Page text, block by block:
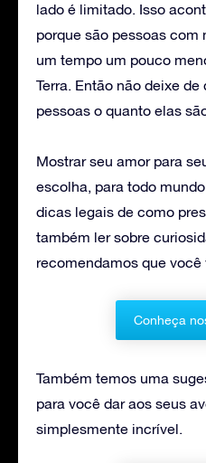
lado é limitado. Isso
porque são pessoas com
um tempo um pouco
Terra. Então não deixe
pessoas o quanto elas
Mostrar seu amor para
escolha, para todo
dicas legais de como
também ler sobre
recomendamos que você
Conheça
Também temos uma
para você dar aos seus
simplesmente incrível.